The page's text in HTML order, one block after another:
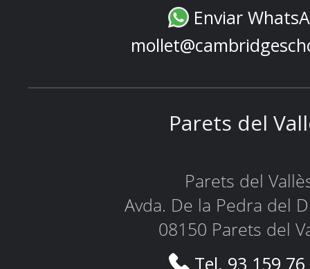
Enviar
Parets del
Parets del
Avda. De la Pedra del
08150 Parets del
Tel. 93 159